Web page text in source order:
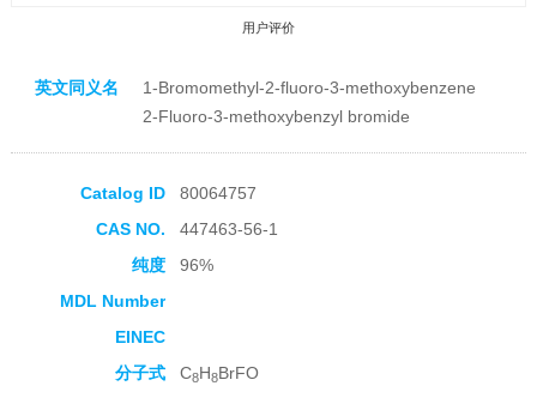
用户评价
收藏产品
英文同义名
1-Bromomethyl-2-fluoro-3-methoxybenzene
2-Fluoro-3-methoxybenzyl bromide
Catalog ID
80064757
CAS NO.
447463-56-1
纯度
96%
MDL Number
EINEC
分子式
C8H8BrFO